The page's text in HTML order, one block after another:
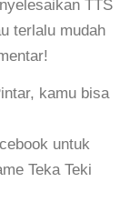
TTS
terlalu mudah
kamu bisa
untuk
Teka Teki